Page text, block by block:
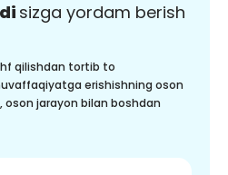
sizga yordam berish
qilishdan tortib to
erishishning oson
jarayon bilan boshdan